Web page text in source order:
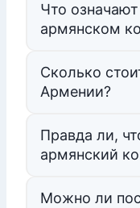
Что
армянском
Сколько
Армении?
Правда ли,
армянский
Можно ли